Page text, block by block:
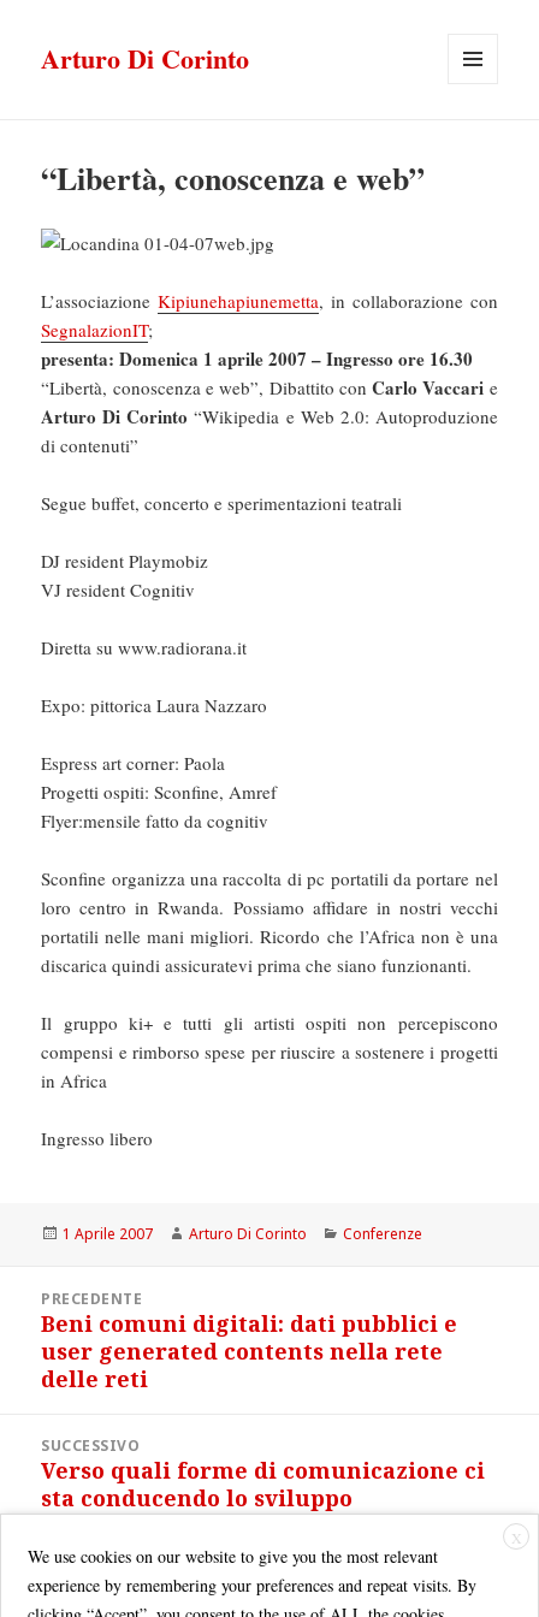
Arturo Di Corinto
“Libertà, conoscenza e web”
L’associazioneKipiunehapiunemetta, in collaborazione con
SegnalazionIT;
presenta: Domenica 1 aprile 2007 – Ingresso ore 16.30
“Libertà, conoscenza e web”, Dibattito conCarlo Vaccari e
Arturo Di Corinto “Wikipedia e Web 2.0: Autoproduzione
di contenuti”
Segue buffet, concerto e sperimentazioni teatrali
DJ resident Playmobiz
VJ resident Cognitiv
Diretta su www.radiorana.it
Expo: pittorica Laura Nazzaro
Espress art corner: Paola
Progetti ospiti: Sconfine, Amref
Flyer:mensile fatto da cognitiv
Sconfine organizza una raccolta di pc portatili da portare nel
loro centro in Rwanda. Possiamo affidare in nostri vecchi
portatili nelle mani migliori. Ricordo che l’Africa non è una
discarica quindi assicuratevi prima che siano funzionanti.
Il gruppo ki+ e tutti gli artisti ospiti non percepiscono
compensi e rimborso spese per riuscire a sostenere i progetti
in Africa
Ingresso libero
Scritto
1 Aprile 2007 Autore
Arturo Di Corinto Categorie
Conferenze
articoliPRECEDENTE
Articolo
precedente:
Beni comuni digitali: dati pubblici e
user generated contents nella rete
delle reti
SUCCESSIVO
Articolo
successivo:
Verso quali forme di comunicazione ci
sta conducendo lo sviluppo
X
We use cookies on our website to give you the most relevant
experience by remembering your preferences and repeat visits. By